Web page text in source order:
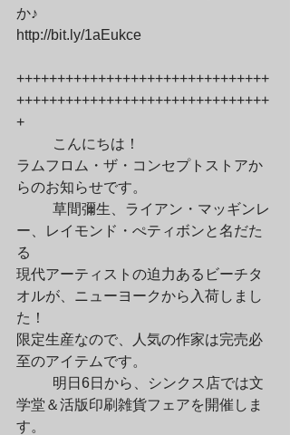
か♪
http://bit.ly/1aEukce
+++++++++++++++++++++++++++++++
+++++++++++++++++++++++++++++++
+
ラムフロム・ザ・コンセプトストアか
らのお知らせです。
ー、レイモンド・ぺティボンと名だた
る
現代アーティストの迫力あるビーチタ
オルが、ニューヨークから入荷しまし
た！
限定生産なので、人気の作家は完売必
至のアイテムです。
学堂＆活版印刷雑貨フェアを開催しま
す。